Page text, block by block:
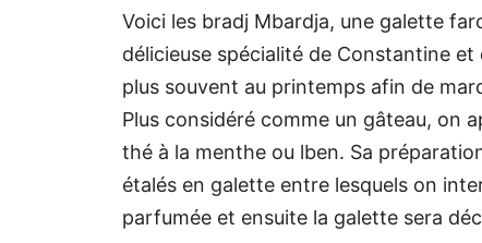
Voici les bradj Mbardja, une galette
délicieuse spécialité de Constantine
plus souvent au printemps afin de
Plus considéré comme un gâteau, on
thé à la menthe ou lben. Sa
étalés en galette entre lesquels on
parfumée et ensuite la galette sera